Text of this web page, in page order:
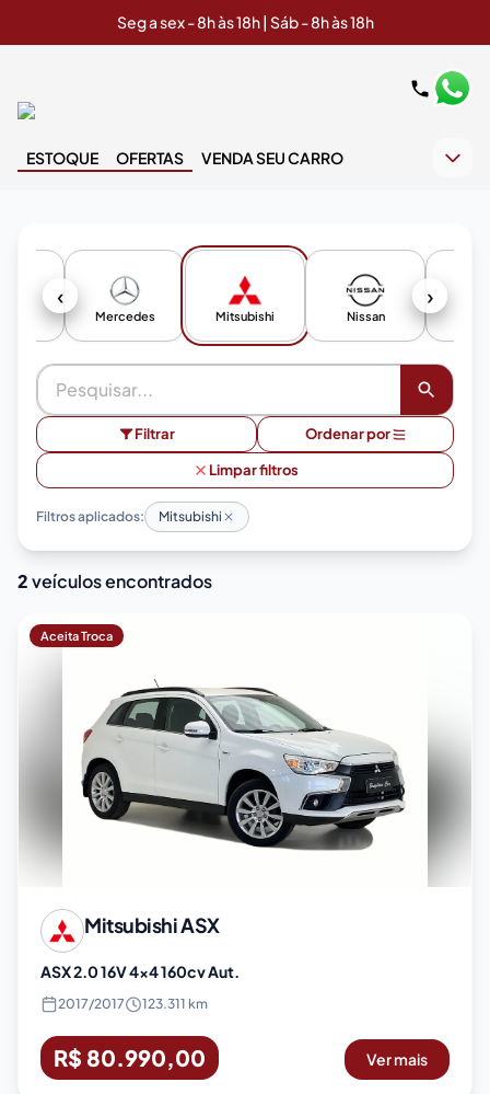
Seg a sex - 8h às 18h | Sáb - 8h às 18h
ESTOQUE OFERTAS VENDA SEU CARRO
‹ ›
Mercedes Mitsubishi Nissan
Filtrar Ordenar por
Limpar filtros
Filtros aplicados: Mitsubishi
2veículos encontrados
Aceita Troca
MitsubishiASX
ASX 2.0 16V 4x4 160cv Aut.
2017/2017 123.311 km
R$ 80.990,00 Ver mais